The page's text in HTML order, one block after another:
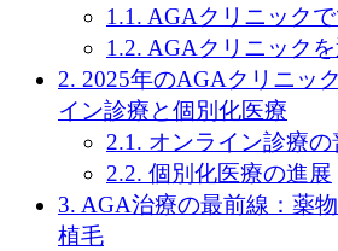
1.1. AGAクリニック
1.2. AGAクリニック
2. 2025年のAGAクリニッ
イン診療と個別化医療
2.1. オンライン診療の
2.2. 個別化医療の進展
3. AGA治療の最前線：薬
植毛